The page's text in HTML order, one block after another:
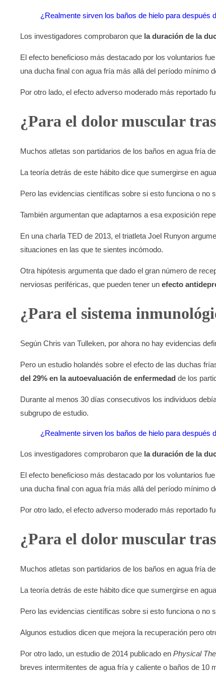
¿Realmente sirven los baños de hielo para después
Los investigadores comprobaron que la duración de la
El efecto beneficioso más destacado por los voluntarios
una ducha final con agua fría más allá del período mínimo
Por otro lado, el efecto adverso moderado más reportado
¿Para el dolor muscular
Muchos atletas son partidarios de los baños en agua fría
La teoría detrás de este hábito dice que sumergirse en
Pero las evidencias científicas sobre si esto funciona o no
También argumentan que adaptarnos a esa exposición
En una charla TED de 2013, el triatleta Joel Runyon
situaciones en las que te sientes incómodo.
Otra hipótesis argumenta que dado el gran número de
nerviosas periféricas, que pueden tener un efecto
¿Para el sistema
Según Chris van Tulleken, por ahora no hay evidencias
Pero un estudio holandés sobre el efecto de las duchas
del 29% en la autoevaluación de enfermedad de los
Durante al menos 30 días consecutivos los individuos
subgrupo de estudio.
¿Realmente sirven los baños de hielo para después
Los investigadores comprobaron que la duración de la
El efecto beneficioso más destacado por los voluntarios
una ducha final con agua fría más allá del período mínimo
Por otro lado, el efecto adverso moderado más reportado
¿Para el dolor muscular
Muchos atletas son partidarios de los baños en agua fría
La teoría detrás de este hábito dice que sumergirse en
Pero las evidencias científicas sobre si esto funciona o no
Algunos estudios dicen que mejora la recuperación pero
Por otro lado, un estudio de 2014 publicado en Physical
breves intermitentes de agua fría y caliente o baños de 10